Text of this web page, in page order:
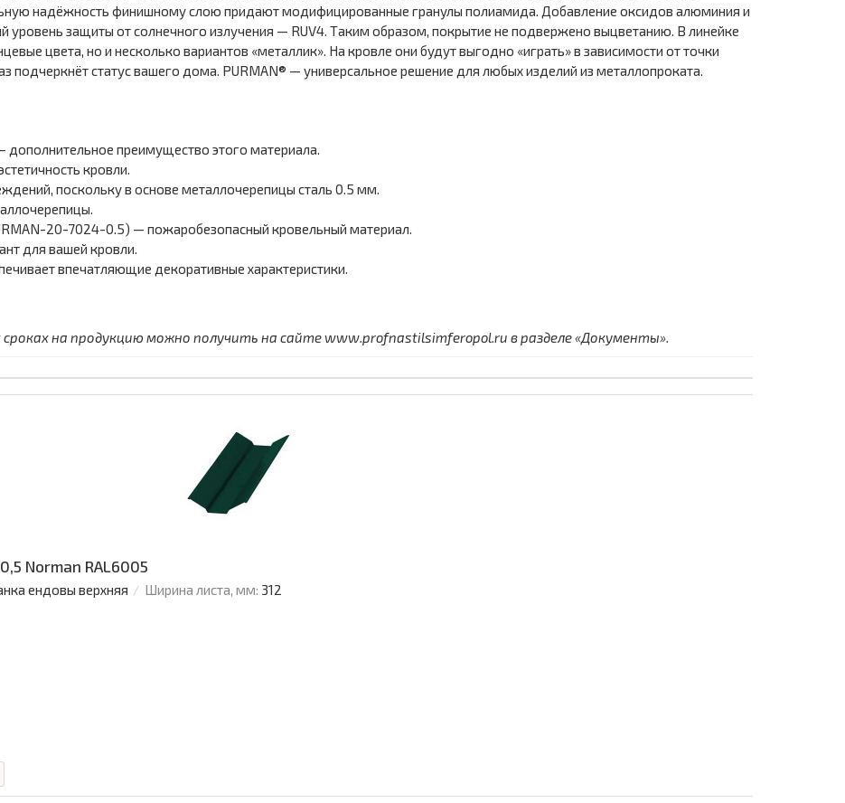
надёжность финишному слою придают модифицированные гранулы полиамида. Добавление оксидов алюминия и
уровень защиты от солнечного излучения — RUV4. Таким образом, покрытие не подвержено выцветанию. В линейке
цвета, но и несколько вариантов «металлик». На кровле они будут выгодно «играть» в зависимости от точки
подчеркнёт статус вашего дома. PURMAN® — универсальное решение для любых изделий из металлопроката.
дополнительное преимущество этого материала.
кровли.
поскольку в основе металлочерепицы сталь 0.5 мм.
20-7024-0.5) — пожаробезопасный кровельный материал.
для вашей кровли.
впечатляющие декоративные характеристики.
на продукцию можно получить на сайте www.profnastilsimferopol.ru в разделе «Документы».
Norman RAL6005
ендовы верхняя Ширина листа, мм: 312